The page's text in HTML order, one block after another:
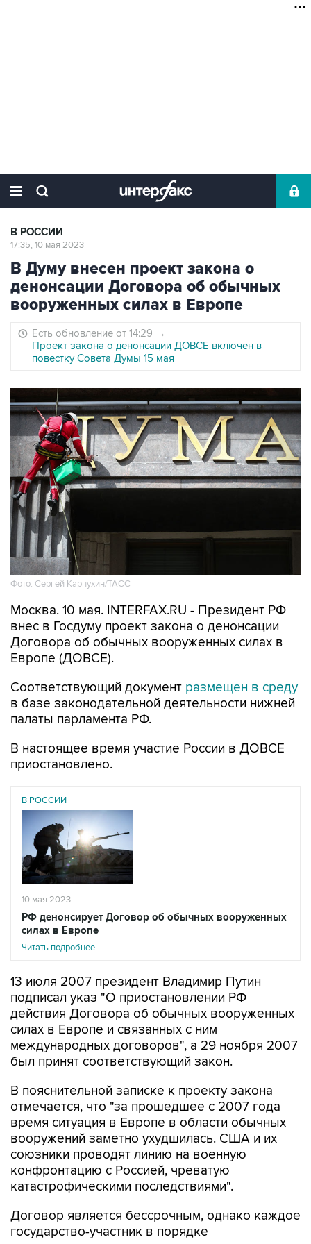
В РОССИИ
17:35, 10 мая 2023
В Думу внесен проект закона о
денонсации Договора об обычных
вооруженных силах в Европе
Есть обновление от 14:29 →
Проект закона о денонсации ДОВСЕ включен в
повестку Совета Думы 15 мая
Фото: Сергей Карпухин/ТАСС
Москва. 10 мая. INTERFAX.RU - Президент РФ
внес в Госдуму проект закона о денонсации
Договора об обычных вооруженных силах в
Европе (ДОВСЕ).
Соответствующий документ размещен в среду
в базе законодательной деятельности нижней
палаты парламента РФ.
В настоящее время участие России в ДОВСЕ
приостановлено.
В РОССИИ
10 мая 2023
РФ денонсирует Договор об обычных вооруженных
силах в Европе
Читать подробнее
13 июля 2007 президент Владимир Путин
подписал указ "О приостановлении РФ
действия Договора об обычных вооруженных
силах в Европе и связанных с ним
международных договоров", а 29 ноября 2007
был принят соответствующий закон.
В пояснительной записке к проекту закона
отмечается, что "за прошедшее с 2007 года
время ситуация в Европе в области обычных
вооружений заметно ухудшилась. США и их
союзники проводят линию на военную
конфронтацию с Россией, чреватую
катастрофическими последствиями".
Договор является бессрочным, однако каждое
государство-участник в порядке